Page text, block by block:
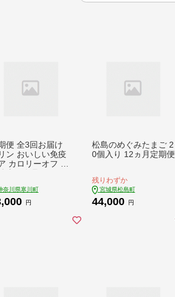
便 全3回お届け
ン おいしい免疫
カロリーオフ 機
イスト プラズマ
菌 健康管理 健康
奈川県寒川町
円
松島のめぐみたまご 2
0個入り 12ヵ月定期便
残りわずか
宮城県松島町
44,000 円